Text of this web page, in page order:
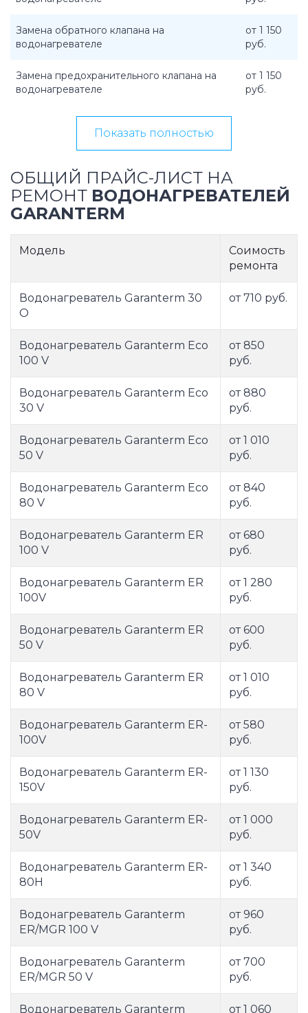
Замена обратного клапана на
водонагревателе
от 1 150
руб.
Замена предохранительного клапана на
водонагревателе
от 1 150
руб.
Показать полностью
ОБЩИЙ ПРАЙС-ЛИСТ НА
РЕМОНТ ВОДОНАГРЕВАТЕЛЕЙ
GARANTERM
Модель
Соимость
ремонта
Водонагреватель Garanterm 30
O
от 710 руб.
Водонагреватель Garanterm Eco
100 V
от 850
руб.
Водонагреватель Garanterm Eco
30 V
от 880
руб.
Водонагреватель Garanterm Eco
50 V
от 1 010
руб.
Водонагреватель Garanterm Eco
80 V
от 840
руб.
Водонагреватель Garanterm ER
100 V
от 680
руб.
Водонагреватель Garanterm ER
100V
от 1 280
руб.
Водонагреватель Garanterm ER
50 V
от 600
руб.
Водонагреватель Garanterm ER
80 V
от 1 010
руб.
Водонагреватель Garanterm ER-
100V
от 580
руб.
Водонагреватель Garanterm ER-
150V
от 1 130
руб.
Водонагреватель Garanterm ER-
50V
от 1 000
руб.
Водонагреватель Garanterm ER-
80H
от 1 340
руб.
Водонагреватель Garanterm
ER/MGR 100 V
от 960
руб.
Водонагреватель Garanterm
ER/MGR 50 V
от 700
руб.
Водонагреватель Garanterm
от 1 060